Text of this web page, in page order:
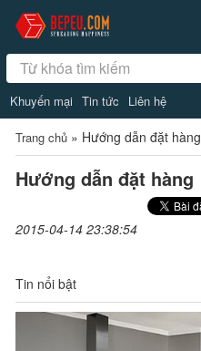
Khuyến mại Tin tức Liên hệ
Trang chủ » Hướng dẫn đặt hàng
Hướng dẫn đặt hàng
2015-04-14 23:38:54
Tin nổi bật